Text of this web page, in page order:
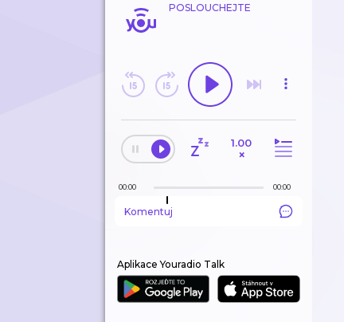
POSLOUCHEJTE
1.00
×
00:00 00:00
Komentuj
Aplikace Youradio Talk